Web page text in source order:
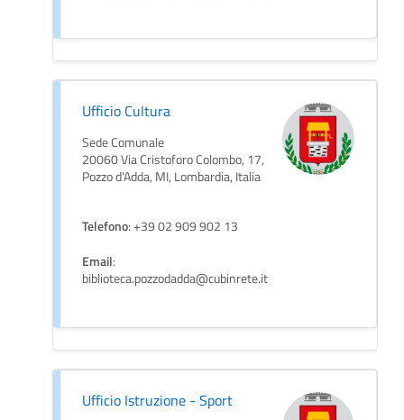
Ufficio Cultura
Sede Comunale
20060 Via Cristoforo Colombo, 17,
Pozzo d'Adda, MI, Lombardia, Italia
Telefono: +39 02 909 902 13
Email:
biblioteca.pozzodadda@cubinrete.it
Ufficio Istruzione - Sport